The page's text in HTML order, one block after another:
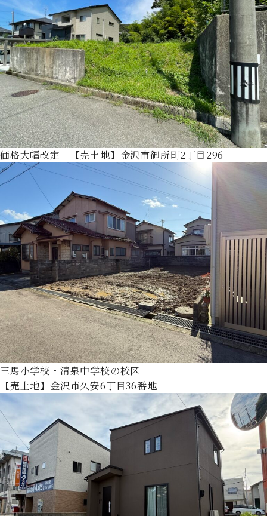
価格大幅改定 【売土地】金沢市御所町2丁目296
三馬小学校・清泉中学校の校区
【売土地】金沢市久安6丁目36番地